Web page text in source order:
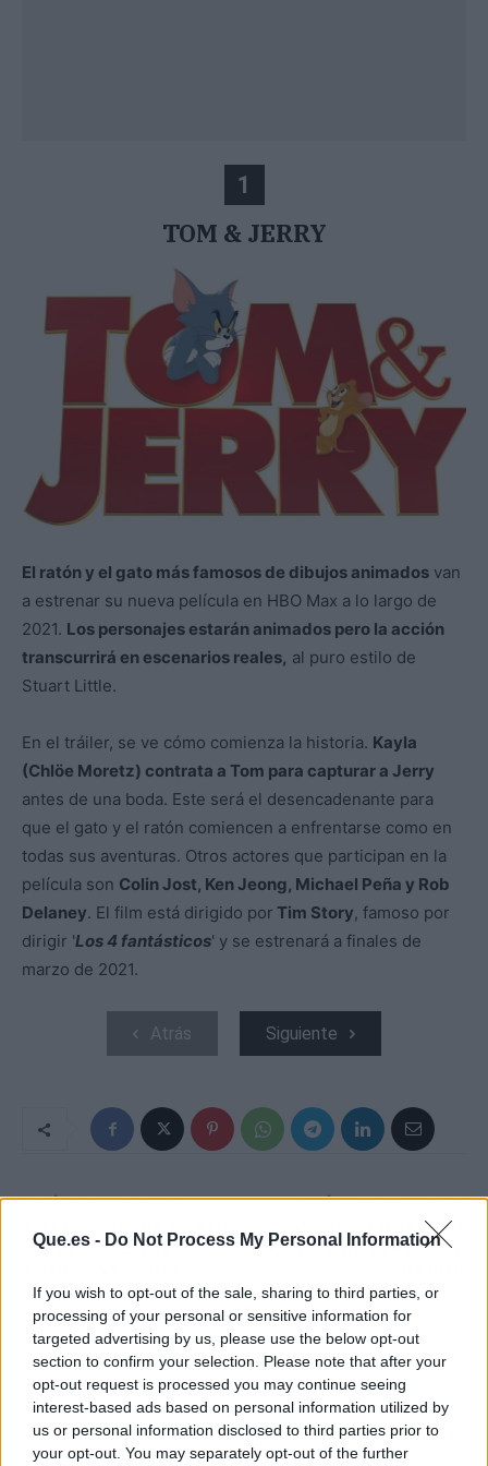
Que.es - Do Not Process My Personal Information
If you wish to opt-out of the sale, sharing to third parties, or
processing of your personal or sensitive information for
targeted advertising by us, please use the below opt-out
section to confirm your selection. Please note that after your
opt-out request is processed you may continue seeing
interest-based ads based on personal information utilized by
us or personal information disclosed to third parties prior to
your opt-out. You may separately opt-out of the further
1
TOM & JERRY
El ratón y el gato más famosos de dibujos animados van
a estrenar su nueva película en HBO Max a lo largo de
2021. Los personajes estarán animados pero la acción
transcurrirá en escenarios reales, al puro estilo de
Stuart Little.
En el tráiler, se ve cómo comienza la historia. Kayla
(Chlöe Moretz) contrata a Tom para capturar a Jerry
antes de una boda. Este será el desencadenante para
que el gato y el ratón comiencen a enfrentarse como en
todas sus aventuras. Otros actores que participan en la
película son Colin Jost, Ken Jeong, Michael Peña y Rob
Delaney. El film está dirigido por Tim Story, famoso por
dirigir 'Los 4 fantásticos' y se estrenará a finales de
marzo de 2021.
Atrás Siguiente
ARTÍCULO ANTERIOR
AMAZON: 10 IDEAS MUY
DIVERTIDAS PARA
ARTÍCULO SIGUIENTE
CÓMO DEMOSTRAR
QUE SE ES PAREJA DE